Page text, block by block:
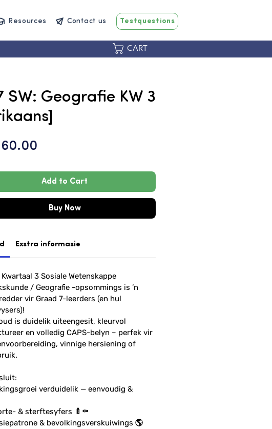
Resources Contact us Testquestions
CART
SW: Geografie KW 3
60.00Price
Add to Cart
Buy Now
Exstra informasie
3 Sosiale Wetenskappe
/ Geografie -opsommings is ’n
vir Graad 7-leerders (en hul
is duidelik uiteengesit, kleurvol
en volledig CAPS-belyn – perfek vir
vinnige hersiening of
verduidelik — eenvoudig &
& sterftesyfers 🍼⚰️
& bevolkingsverskuiwings 🌎